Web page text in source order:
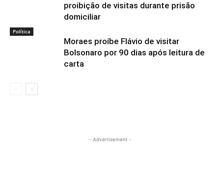
proibição de visitas durante prisão
domiciliar
Política
Moraes proíbe Flávio de visitar
Bolsonaro por 90 dias após leitura de
carta
- Advertisement -